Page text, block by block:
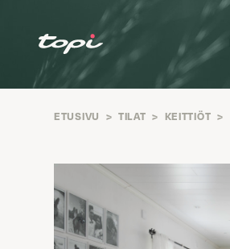
ETUSIVU > TILAT > KEITTIÖT >